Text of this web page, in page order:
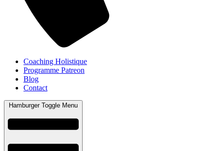
Coaching Holistique
Programme Patreon
Blog
Contact
Hamburger Toggle Menu